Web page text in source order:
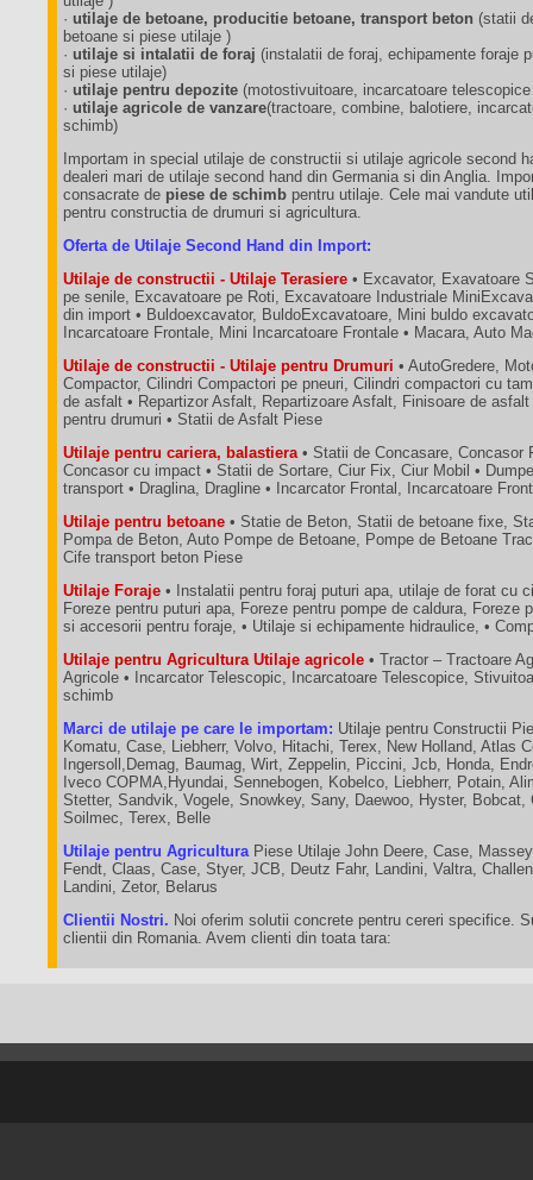
· utilaje de betoane, producitie betoane, transport beton (statii
betoane si piese utilaje )
· utilaje si intalatii de foraj (instalatii de foraj, echipamente foraje
si piese utilaje)
· utilaje pentru depozite (motostivuitoare, incarcatoare
· utilaje agricole de vanzare(tractoare, combine, balotiere,
schimb)
Importam in special utilaje de constructii si utilaje agricole second
dealeri mari de utilaje second hand din Germania si din Anglia.
consacrate de piese de schimb pentru utilaje. Cele mai vandute
pentru constructia de drumuri si agricultura.
Oferta de Utilaje Second Hand din Import:
Utilaje de constructii - Utilaje Terasiere • Excavator, Exavatoare
pe senile, Excavatoare pe Roti, Excavatoare Industriale
din import • Buldoexcavator, BuldoExcavatoare, Mini buldo
Incarcatoare Frontale, Mini Incarcatoare Frontale • Macara, Auto
Utilaje de constructii - Utilaje pentru Drumuri • AutoGredere,
Compactor, Cilindri Compactori pe pneuri, Cilindri compactori cu
de asfalt • Repartizor Asfalt, Repartizoare Asfalt, Finisoare de
pentru drumuri • Statii de Asfalt Piese
Utilaje pentru cariera, balastiera • Statii de Concasare, Concasor
Concasor cu impact • Statii de Sortare, Ciur Fix, Ciur Mobil •
transport • Draglina, Dragline • Incarcator Frontal, Incarcatoare
Utilaje pentru betoane • Statie de Beton, Statii de betoane fixe,
Pompa de Beton, Auto Pompe de Betoane, Pompe de Betoane
Cife transport beton Piese
Utilaje Foraje • Instalatii pentru foraj puturi apa, utilaje de forat cu
Foreze pentru puturi apa, Foreze pentru pompe de caldura, Foreze
si accesorii pentru foraje, • Utilaje si echipamente hidraulice, •
Utilaje pentru Agricultura Utilaje agricole • Tractor – Tractoare
Agricole • Incarcator Telescopic, Incarcatoare Telescopice,
schimb
Marci de utilaje pe care le importam: Utilaje pentru Constructii
Komatu, Case, Liebherr, Volvo, Hitachi, Terex, New Holland, Atlas
Ingersoll,Demag, Baumag, Wirt, Zeppelin, Piccini, Jcb, Honda,
Iveco COPMA,Hyundai, Sennebogen, Kobelco, Liebherr, Potain,
Stetter, Sandvik, Vogele, Snowkey, Sany, Daewoo, Hyster, Bobcat,
Soilmec, Terex, Belle
Utilaje pentru Agricultura Piese Utilaje John Deere, Case,
Fendt, Claas, Case, Styer, JCB, Deutz Fahr, Landini, Valtra,
Landini, Zetor, Belarus
Clientii Nostri. Noi oferim solutii concrete pentru cereri specifice.
clientii din Romania. Avem clienti din toata tara: